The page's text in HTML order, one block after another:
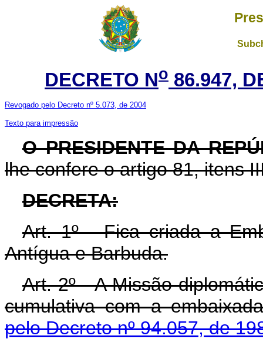
DECRETO No 86.947,
Revogado pelo Decreto nº 5.073, de 2004
Texto para impressão
O PRESIDENTE DA
lhe confere o artigo 81, itens
DECRETA:
Art. 1º - Fica criada a
Antígua e Barbuda.
Art. 2º - A Missão
cumulativa com a
pelo Decreto nº 94.057, de